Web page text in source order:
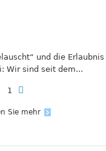
und die
Wir sind seit dem...
1
Sie mehr